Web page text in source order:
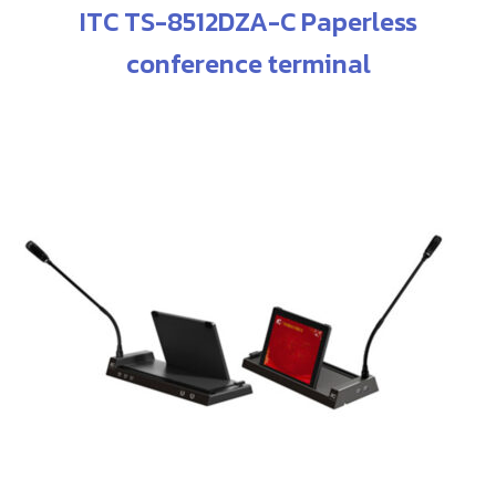
ITC TS-8512DZA-C Paperless
conference terminal